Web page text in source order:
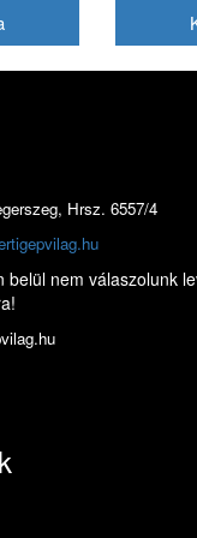
Hrsz. 6557/4
belül nem válaszolunk